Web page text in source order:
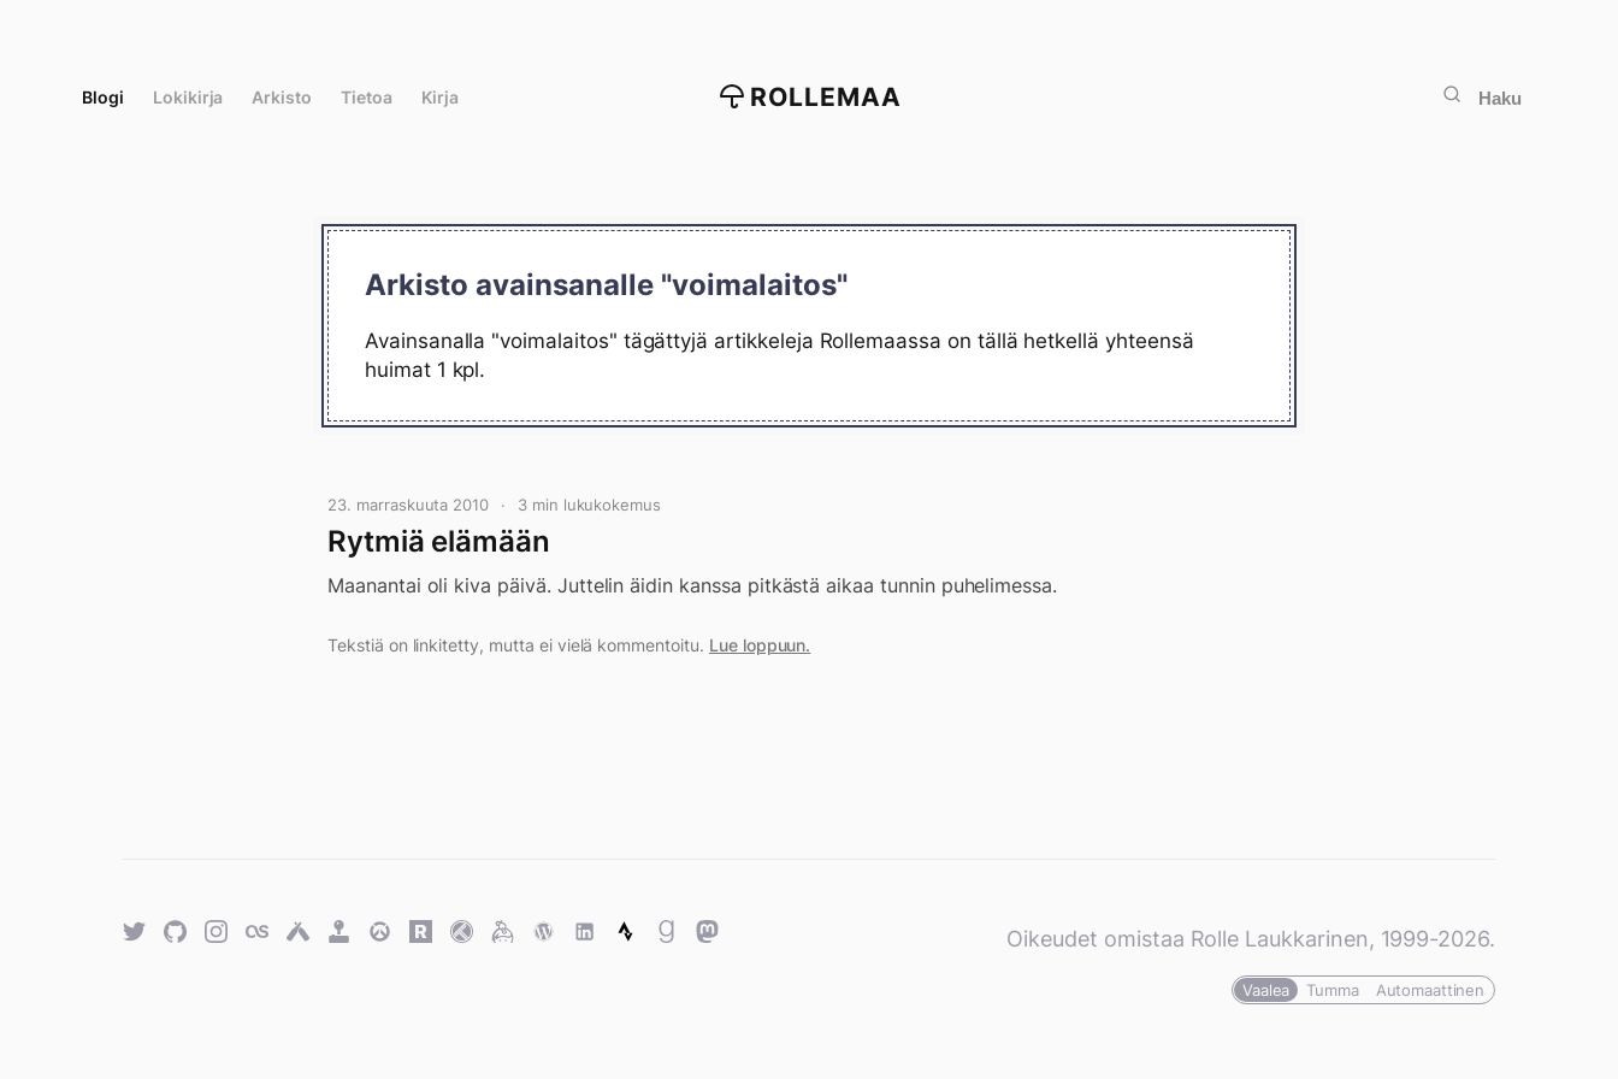
Blogi Lokikirja Arkisto Tietoa Kirja ROLLEMAA Haku
Arkisto avainsanalle "voimalaitos"
Avainsanalla "voimalaitos" tägättyjä artikkeleja Rollemaassa on tällä hetkellä yhteensä
huimat 1 kpl.
23. marraskuuta 2010 3 min lukukokemus
Rytmiä elämään
Maanantai oli kiva päivä. Juttelin äidin kanssa pitkästä aikaa tunnin puhelimessa.
Tekstiä on linkitetty, mutta ei vielä kommentoitu. Lue loppuun.
TwitterGitHubTwitterLast.fmUntappd
RetroOverwatch
Rawg.ioTraktKeybaseWordPress
WordPress
StravaGoodreads
Mastodon Oikeudet omistaa Rolle Laukkarinen, 1999-2026.
Vaalea Tumma Automaattinen